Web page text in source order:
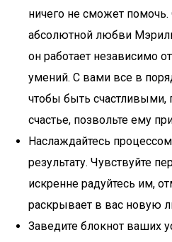
ничего не сможет
абсолютной любви
он работает независимо
умений. С вами все в
чтобы быть счастливыми,
счастье, позвольте ему
Наслаждайтесь
результату. Чувствуйте
искренне радуйтесь им,
раскрывает в вас новую
Заведите блокнот ваших